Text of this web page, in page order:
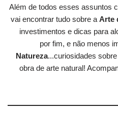
Além de todos esses assuntos
vai encontrar tudo sobre a Arte
investimentos e dicas para
por fim, e não menos
Natureza...curiosidades
obra de arte natural!